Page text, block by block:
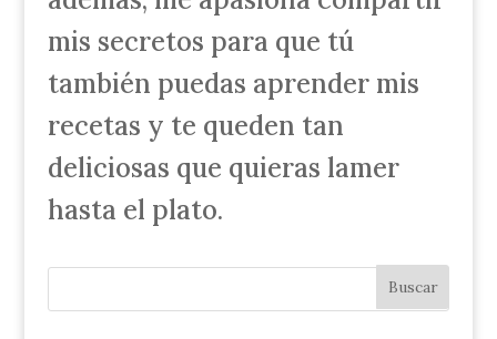
mis secretos para que tú
también puedas aprender mis
recetas y te queden tan
deliciosas que quieras lamer
hasta el plato.